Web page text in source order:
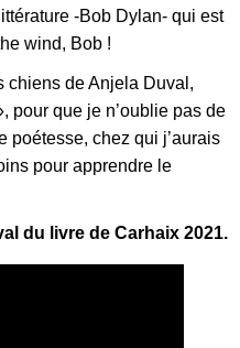
-Bob Dylan- qui est
wind, Bob !
chiens de Anjela Duval,
pour que je n’oublie pas de
poétesse, chez qui j’aurais
pour apprendre le
du livre de Carhaix 2021.